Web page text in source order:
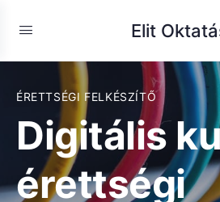
Elit
ÉRETTSÉGI FELKÉSZÍTŐ
Digitális
érettségi